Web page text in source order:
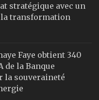
stratégique avec un
la transformation
Faye obtient 340
de la Banque
la souveraineté